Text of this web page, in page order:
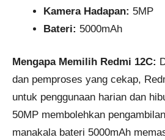
Kamera Hadapan: 5MP
Bateri: 5000mAh
Mengapa Memilih Redmi 12C:
dan pemproses yang cekap,
untuk penggunaan harian dan
50MP membolehkan
manakala bateri 5000mAh